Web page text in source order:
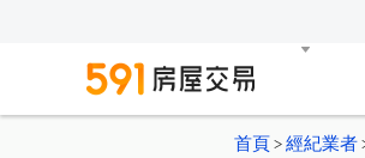
首頁 > 經紀業者